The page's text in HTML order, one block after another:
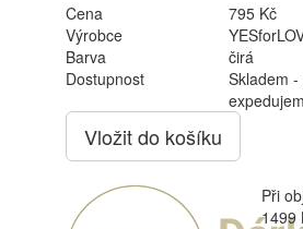
Cena
795 Kč
Výrobce
Barva
čirá
Dostupnost
Skladem -
Vložit do košíku
Při
1499